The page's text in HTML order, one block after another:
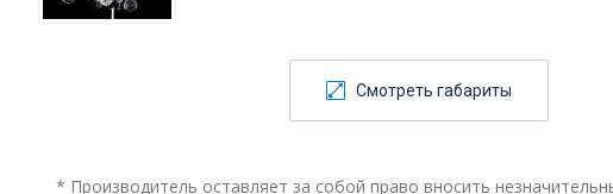
Смотреть габариты
* Производитель оставляет за собой право вносить